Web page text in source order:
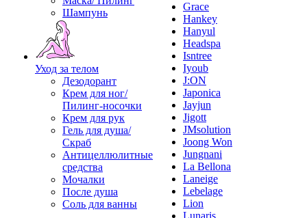
Шампунь
Уход за телом
Дезодорант
Крем для ног/
Пилинг-носочки
Крем для рук
Гель для душа/
Скраб
Антицеллюлитные
средства
Мочалки
После душа
Соль для ванны
Grace
Hankey
Hanyul
Headspa
Isntree
Iyoub
J:ON
Japonica
Jayjun
Jigott
JMsolution
Joong Won
Jungnani
La Bellona
Laneige
Lebelage
Lion
Lunaris